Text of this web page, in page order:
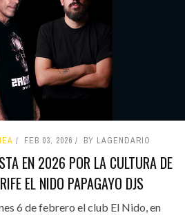
FEB 03, 2026 BY LAGENDARIO
EN 2026 POR LA CULTURA DE
EL NIDO PAPAGAYO DJS
6 de febrero el club El Nido, en